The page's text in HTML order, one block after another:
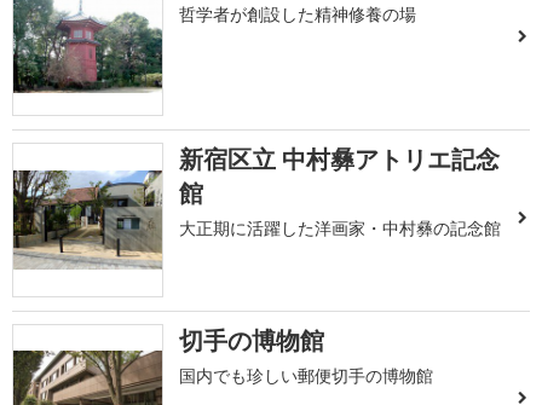
哲学者が創設した精神修養の場
新宿区立 中村彝アトリエ記念
館
大正期に活躍した洋画家・中村彝の記念館
切手の博物館
国内でも珍しい郵便切手の博物館